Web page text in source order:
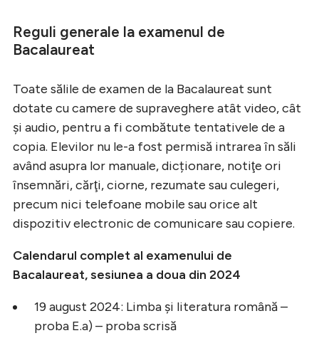
Reguli generale la examenul de
Bacalaureat
Toate sălile de examen de la Bacalaureat sunt
dotate cu camere de supraveghere atât video, cât
şi audio, pentru a fi combătute tentativele de a
copia. Elevilor nu le-a fost permisă intrarea în săli
având asupra lor manuale, dicționare, notiţe ori
însemnări, cărţi, ciorne, rezumate sau culegeri,
precum nici telefoane mobile sau orice alt
dispozitiv electronic de comunicare sau copiere.
Calendarul complet al examenului de
Bacalaureat, sesiunea a doua din 2024
19 august 2024: Limba și literatura română –
proba E.a) – proba scrisă